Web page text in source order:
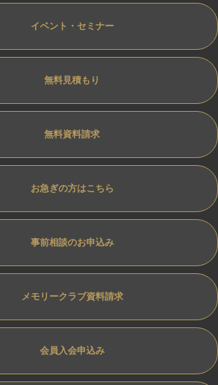
イベント・セミナー
無料見積もり
無料資料請求
お急ぎの方はこちら
事前相談のお申込み
メモリークラブ資料請求
会員入会申込み